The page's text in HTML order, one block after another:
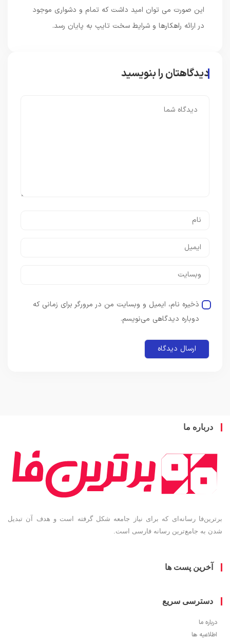
این صورت می توان امید داشت که تمام و دشواری موجود
در ارائه راهکارها و شرایط سخت تایپ به پایان رسد.
دیدگاهتان را بنویسید
ذخیره نام، ایمیل و وبسایت من در مرورگر برای زمانی که
دوباره دیدگاهی می‌نویسم.
ما
رسانه‌ای که برای نیاز جامعه شکل گرفته است و هدف آن تبدیل
جامع‌ترین رسانه فارسی است.
پست ها
سریع
ها